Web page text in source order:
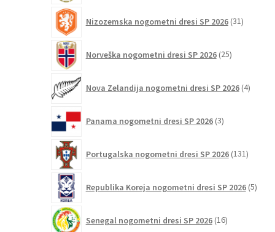
Nizozemska nogometni dresi SP 2026 31izdelkov
Norveška nogometni dresi SP 2026 25izdelkov
Nova Zelandija nogometni dresi SP 2026 4izdelki
Panama nogometni dresi SP 2026 3izdelki
Portugalska nogometni dresi SP 2026 131
Republika Koreja nogometni dresi SP 2026 5
Senegal nogometni dresi SP 2026 16izdelkov